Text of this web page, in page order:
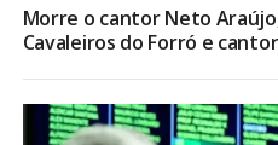
Morre o cantor Neto
Cavaleiros do Forró e